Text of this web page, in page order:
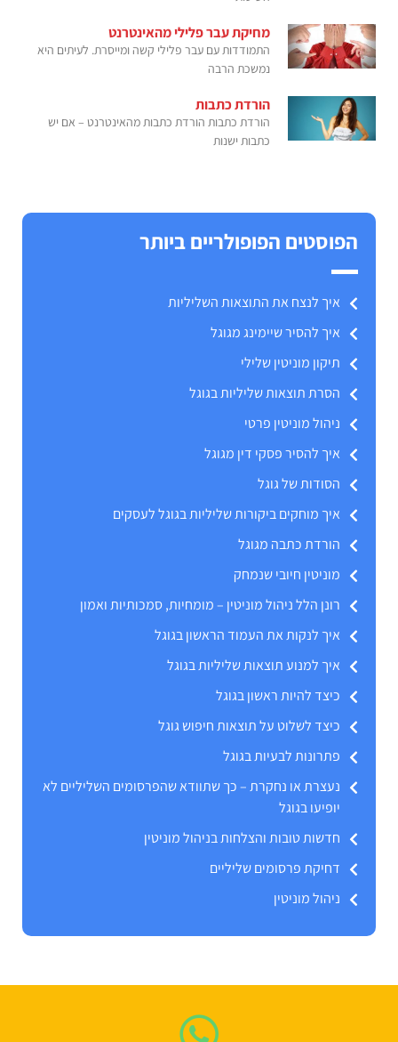
מחיקת עבר פלילי מהאינטרנט
התמודדות עם עבר פלילי קשה ומייסרת. לעיתים היא
נמשכת הרבה
הורדת כתבות
הורדת כתבות הורדת כתבות מהאינטרנט – אם יש
כתבות ישנות
הפוסטים הפופולריים ביותר
איך לנצח את התוצאות השליליות
איך להסיר שיימינג מגוגל
תיקון מוניטין שלילי
הסרת תוצאות שליליות בגוגל
ניהול מוניטין פרטי
איך להסיר פסקי דין מגוגל
הסודות של גוגל
איך מוחקים ביקורות שליליות בגוגל לעסקים
הורדת כתבה מגוגל
מוניטין חיובי שנמחק
רונן הלל ניהול מוניטין – מומחיות, סמכותיות ואמון
איך לנקות את העמוד הראשון בגוגל
איך למנוע תוצאות שליליות בגוגל
כיצד להיות ראשון בגוגל
כיצד לשלוט על תוצאות חיפוש גוגל
פתרונות לבעיות בגוגל
נעצרת או נחקרת – כך שתוודא שהפרסומים השליליים לא
יופיעו בגוגל
חדשות טובות והצלחות בניהול מוניטין
דחיקת פרסומים שליליים
ניהול מוניטין